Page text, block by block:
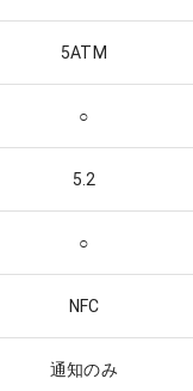
5ATM
○
5.2
○
NFC
通知のみ